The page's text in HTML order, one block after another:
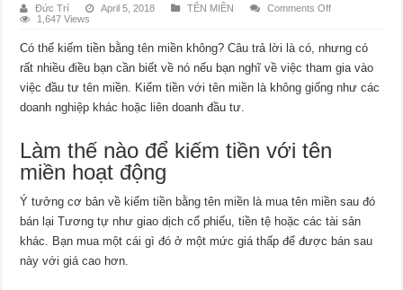
Đức Trí April 5, 2018 TÊN MIỀN Comments Offon
tên
miền
liệu
mang
không?
1,647 Views
Có thể kiếm tiền bằng tên miền không? Câu trả lời là có, nhưng có
rất nhiều điều bạn cần biết về nó nếu bạn nghĩ về việc tham gia vào
việc đầu tư tên miền. Kiếm tiền với tên miền là không giống như các
doanh nghiệp khác hoặc liên doanh đầu tư.
Làm thế nào để kiếm tiền với tên
miền hoạt động
Ý tưởng cơ bản về kiếm tiền bằng tên miền là mua tên miền sau đó
bán lại Tương tự như giao dịch cổ phiếu, tiền tệ hoặc các tài sản
khác. Bạn mua một cái gì đó ở một mức giá thấp để được bán sau
này với giá cao hơn.